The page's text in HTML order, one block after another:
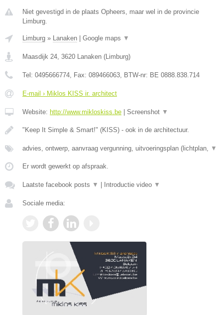
Niet gevestigd in de plaats Opheers, maar wel in de provincie
Limburg.
Limburg » Lanaken Google maps ▼
Maasdijk 24, 3620 Lanaken (Limburg)
Tel: 0495666774, Fax: 089466063, BTW-nr: BE 0888.838.714
E-mail › Miklos KISS ir. architect
Website: http://www.mikloskiss.be Screenshot ▼
"Keep It Simple & Smart!" (KISS) - ook in de architectuur.
advies, ontwerp, aanvraag vergunning, uitvoeringsplan (lichtplan, ▼
Er wordt gewerkt op afspraak.
Laatste facebook posts ▼ Introductie video ▼
Sociale media: